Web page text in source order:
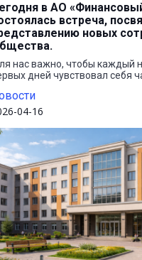
в АО
встреча,
новых
нас важно, чтобы каждый
дней чувствовал себя
позволяют не только
и выстроить открытый
что
новых
и внесут вклад в
Общества.
коллегам успешной
работы и
задач.
04-16